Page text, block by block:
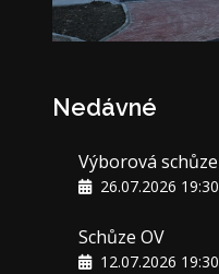
Nedávné
Výborová schůze
26.07.2026 19:30
Schůze OV
12.07.2026 19:30